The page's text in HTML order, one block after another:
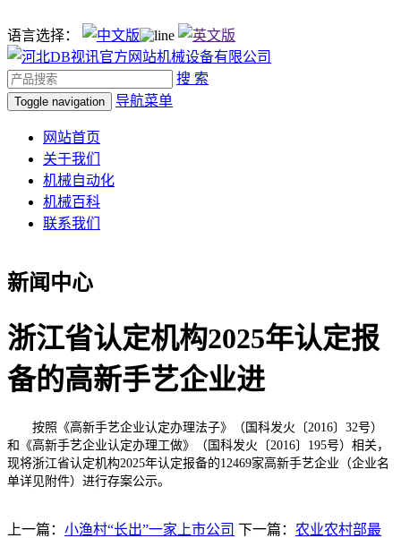
语言选择：
搜 索
Toggle navigation 导航菜单
网站首页
关于我们
机械自动化
机械百科
联系我们
新闻中心
浙江省认定机构2025年认定报
备的高新手艺企业进
按照《高新手艺企业认定办理法子》（国科发火〔2016〕32号）
和《高新手艺企业认定办理工做》（国科发火〔2016〕195号）相关，
现将浙江省认定机构2025年认定报备的12469家高新手艺企业（企业名
单详见附件）进行存案公示。
上一篇： 小渔村“长出”一家上市公司 下一篇： 农业农村部最